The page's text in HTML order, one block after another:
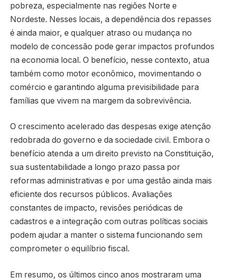
pobreza, especialmente nas regiões Norte e
Nordeste. Nesses locais, a dependência dos repasses
é ainda maior, e qualquer atraso ou mudança no
modelo de concessão pode gerar impactos profundos
na economia local. O benefício, nesse contexto, atua
também como motor econômico, movimentando o
comércio e garantindo alguma previsibilidade para
famílias que vivem na margem da sobrevivência.
O crescimento acelerado das despesas exige atenção
redobrada do governo e da sociedade civil. Embora o
benefício atenda a um direito previsto na Constituição,
sua sustentabilidade a longo prazo passa por
reformas administrativas e por uma gestão ainda mais
eficiente dos recursos públicos. Avaliações
constantes de impacto, revisões periódicas de
cadastros e a integração com outras políticas sociais
podem ajudar a manter o sistema funcionando sem
comprometer o equilíbrio fiscal.
Em resumo, os últimos cinco anos mostraram uma